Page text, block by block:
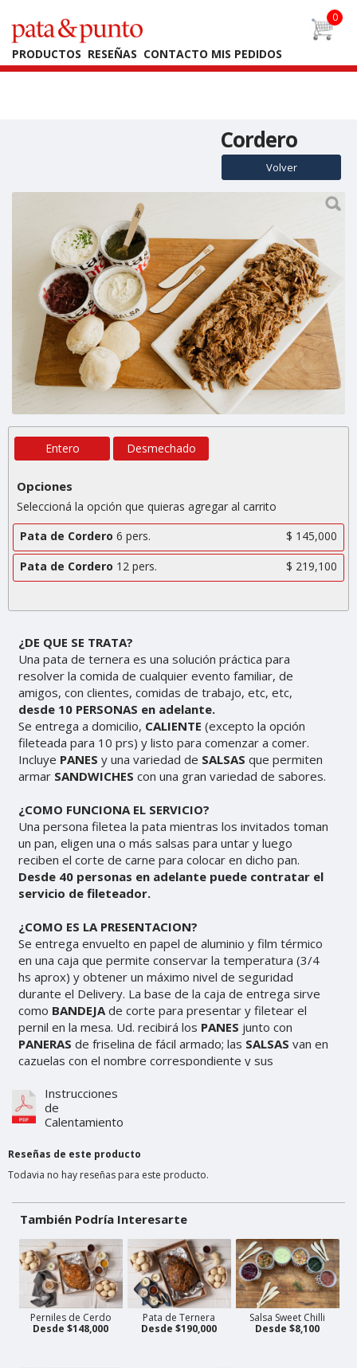
Warning: Undefined array key "back" in
/home/fbianchi/public_html/PYP2025/producto.php
on line41
PRODUCTOS RESEÑAS CONTACTO MIS PEDIDOS
Cordero
Volver
Entero Desmechado
Opciones
Seleccioná la opción que quieras agregar al carrito
Pata de Cordero 6 pers.
$ 145,000
Pata de Cordero 12 pers. $ 219,100
Instrucciones
de
Calentamiento
Reseñas de este producto
Todavia no hay reseñas para este producto.
También Podría Interesarte
Perniles de Cerdo
Desde $148,000
Pata de Ternera
Desde $190,000
Salsa Sweet Chilli
Desde $8,100